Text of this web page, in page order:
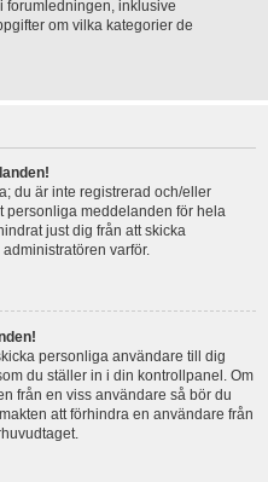
forumledningen, inklusive
om vilka kategorier de
du är inte registrerad och/eller
personliga meddelanden för hela
just dig från att skicka
varför.
personliga användare till dig
du ställer in i din kontrollpanel. Om
från en viss användare så bör du
att förhindra en användare från